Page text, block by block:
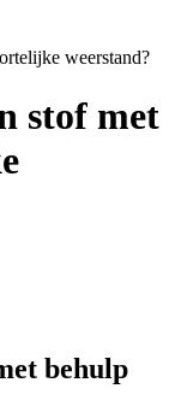
weerstand?
stof met
behulp